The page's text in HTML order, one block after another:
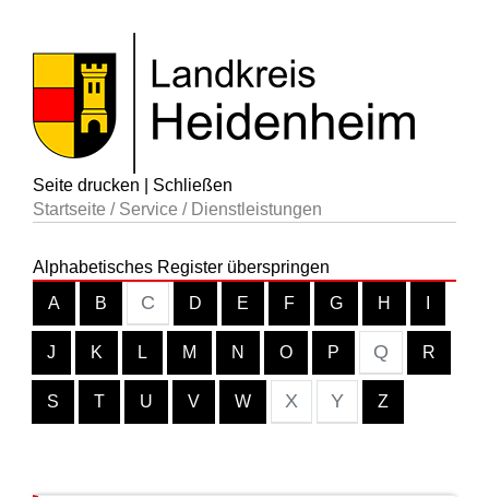
Seite drucken
Schließen
Startseite / Service / Dienstleistungen
Alphabetisches Register überspringen
A
B C D E F G H
J K L M N O P Q R
S T U V W X Y Z